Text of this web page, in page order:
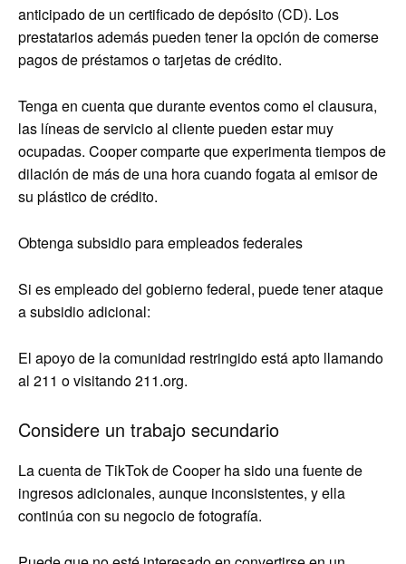
anticipado de un certificado de depósito (CD). Los
prestatarios además pueden tener la opción de comerse
pagos de préstamos o tarjetas de crédito.
Tenga en cuenta que durante eventos como el clausura,
las líneas de servicio al cliente pueden estar muy
ocupadas. Cooper comparte que experimenta tiempos de
dilación de más de una hora cuando fogata al emisor de
su plástico de crédito.
Obtenga subsidio para empleados federales
Si es empleado del gobierno federal, puede tener ataque
a subsidio adicional:
El apoyo de la comunidad restringido está apto llamando
al 211 o visitando 211.org.
Considere un trabajo secundario
La cuenta de TikTok de Cooper ha sido una fuente de
ingresos adicionales, aunque inconsistentes, y ella
continúa con su negocio de fotografía.